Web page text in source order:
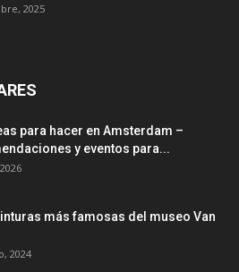
2025
para hacer en Amsterdam –
y eventos para...
más famosas del museo Van
2024